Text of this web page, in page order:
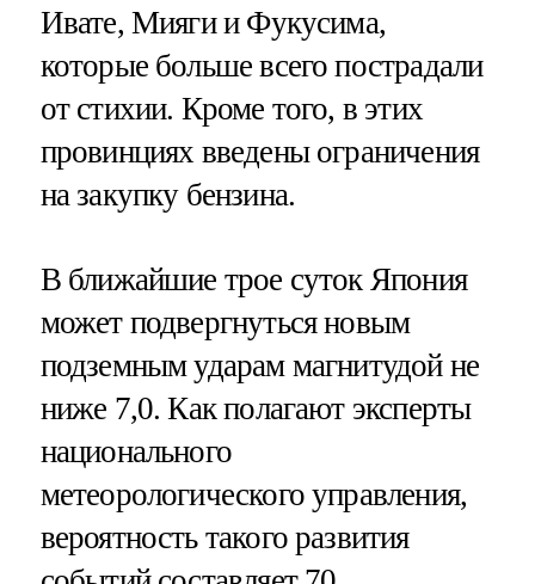
Ивате, Мияги и Фукусима,
которые больше всего пострадали
от стихии. Кроме того, в этих
провинциях введены ограничения
на закупку бензина.
В ближайшие трое суток Япония
может подвергнуться новым
подземным ударам магнитудой не
ниже 7,0. Как полагают эксперты
национального
метеорологического управления,
вероятность такого развития